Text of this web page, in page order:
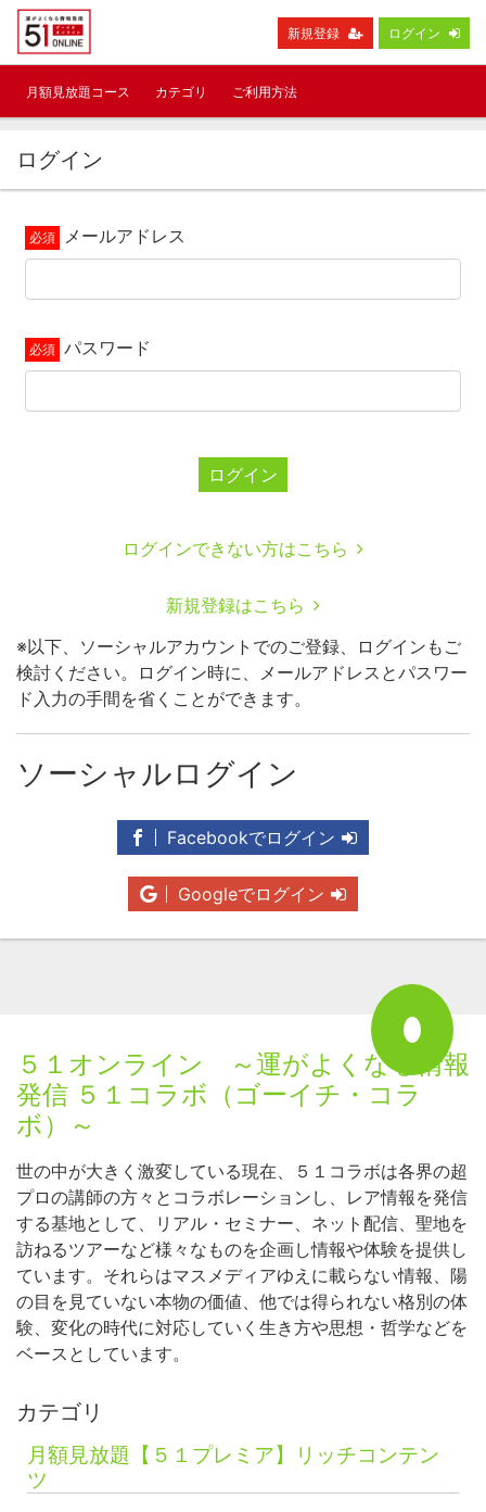
新規登録 ログイン
月額見放題コース カテゴリ ご利用方法
ログイン
メールアドレス
パスワード
ログイン
ログインできない方はこちら
新規登録はこちら
※以下、ソーシャルアカウントでのご登録、ログインもご
検討ください。ログイン時に、メールアドレスとパスワー
ド入力の手間を省くことができます。
ソーシャルログイン
Facebookでログイン
Googleでログイン
５１オンライン ～運がよくなる情報
発信 ５１コラボ（ゴーイチ・コラ
ボ）～
世の中が大きく激変している現在、５１コラボは各界の超
プロの講師の方々とコラボレーションし、レア情報を発信
する基地として、リアル・セミナー、ネット配信、聖地を
訪ねるツアーなど様々なものを企画し情報や体験を提供し
ています。それらはマスメディアゆえに載らない情報、陽
の目を見ていない本物の価値、他では得られない格別の体
験、変化の時代に対応していく生き方や思想・哲学などを
ベースとしています。
カテゴリ
月額見放題【５１プレミア】リッチコンテン
ツ